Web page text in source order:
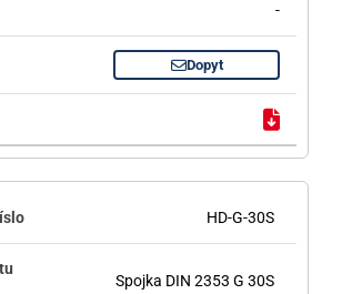
-
Dopyt
HD-G-30S
Spojka DIN 2353 G 30S